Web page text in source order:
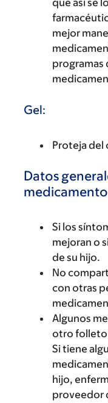
que así se
mejor
programas
Gel:
Proteja del
Datos
medicamento
Si los
mejoran o
de su hijo.
No
con otras
Algunos
otro folleto
Si tiene
hijo,
proveedor